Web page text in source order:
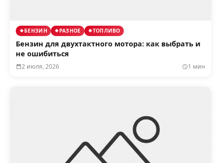
БЕНЗИН РАЗНОЕ ТОПЛИВО
Бензин для двухтактного мотора: как выбрать и
не ошибиться
2 июля, 2026 1 мин